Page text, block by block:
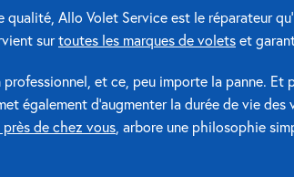
Allo Volet Service est le réparateur
surtoutes les marques de voletset
et ce, peu importe la panne. Et
également d’augmenter la durée de vie
de chez vous , arbore une philosophie